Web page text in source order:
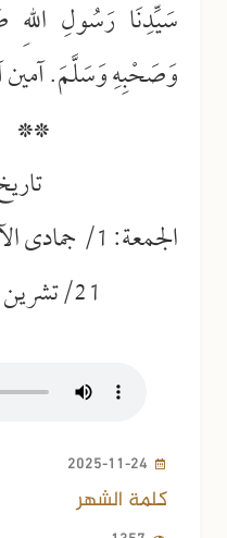
سَيِّدِنَا رَسُولِ اللهِ
وَصَحْبِهِ وَسَلَّمَ. آمين
**
21/تشرين الثاني / 2025م
2025-11-24
كلمة الشهر